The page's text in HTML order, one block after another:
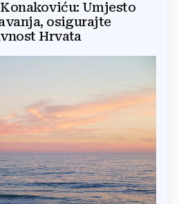
Umjesto
osigurajte
Hrvata